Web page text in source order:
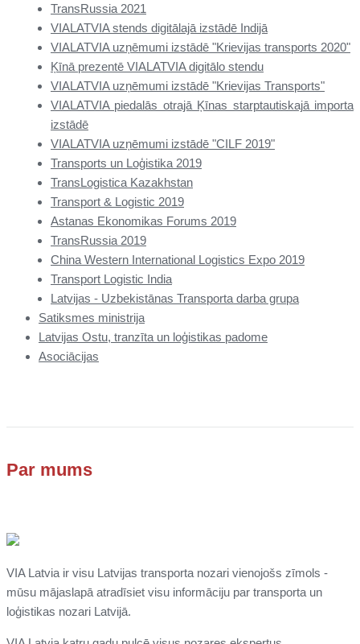
TransRussia 2021
VIALATVIA stends digitālajā izstādē Indijā
VIALATVIA uzņēmumi izstādē "Krievijas transports 2020"
Ķīnā prezentē VIALATVIA digitālo stendu
VIALATVIA uzņēmumi izstādē "Krievijas Transports"
VIALATVIA piedalās otrajā Ķīnas starptautiskajā importa
izstādē
VIALATVIA uzņēmumi izstādē "CILF 2019"
Transports un Loģistika 2019
TransLogistica Kazakhstan
Transport & Logistic 2019
Astanas Ekonomikas Forums 2019
TransRussia 2019
China Western International Logistics Expo 2019
Transport Logistic India
Latvijas - Uzbekistānas Transporta darba grupa
Satiksmes ministrija
Latvijas Ostu, tranzīta un loģistikas padome
Asociācijas
Par mums
VIA Latvia ir visu Latvijas transporta nozari vienojošs zīmols -
mūsu mājaslapā atradīsiet visu informāciju par transporta un
loģistikas nozari Latvijā.